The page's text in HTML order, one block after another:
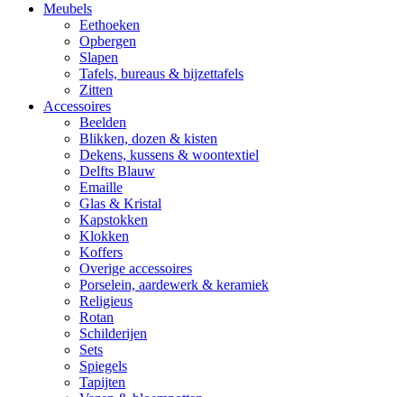
Meubels
Eethoeken
Opbergen
Slapen
Tafels, bureaus & bijzettafels
Zitten
Accessoires
Beelden
Blikken, dozen & kisten
Dekens, kussens & woontextiel
Delfts Blauw
Emaille
Glas & Kristal
Kapstokken
Klokken
Koffers
Overige accessoires
Porselein, aardewerk & keramiek
Religieus
Rotan
Schilderijen
Sets
Spiegels
Tapijten